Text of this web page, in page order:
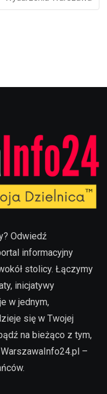
Odwiedź
informacyjny
stolicy. Łączymy
inicjatywy
w jednym,
się w Twojej
na bieżąco z tym,
–